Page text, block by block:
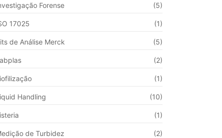
Forense (5)
17025 (1)
de Análise Merck (5)
(2)
(1)
Handling (10)
(1)
de Turbidez (2)